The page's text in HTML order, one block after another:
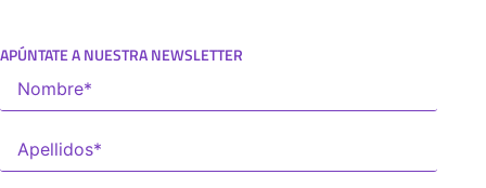
APÚNTATE A NUESTRA NEWSLETTER